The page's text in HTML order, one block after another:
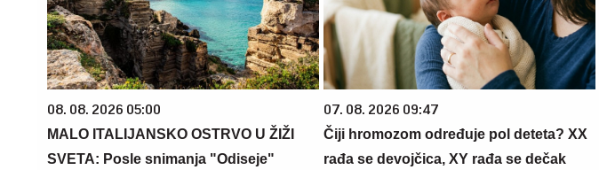
08. 08. 2026 05:00
MALO ITALIJANSKO OSTRVO U ŽIŽI
SVETA: Posle snimanja "Odiseje"
07. 08. 2026 09:47
Čiji hromozom određuje pol deteta? XX
rađa se devojčica, XY rađa se dečak